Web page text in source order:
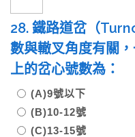
28. 鐵路道岔（
數與轍叉角度有關
上的岔心號數為：
(A)9號以下
(B)10-12號
(C)13-15號